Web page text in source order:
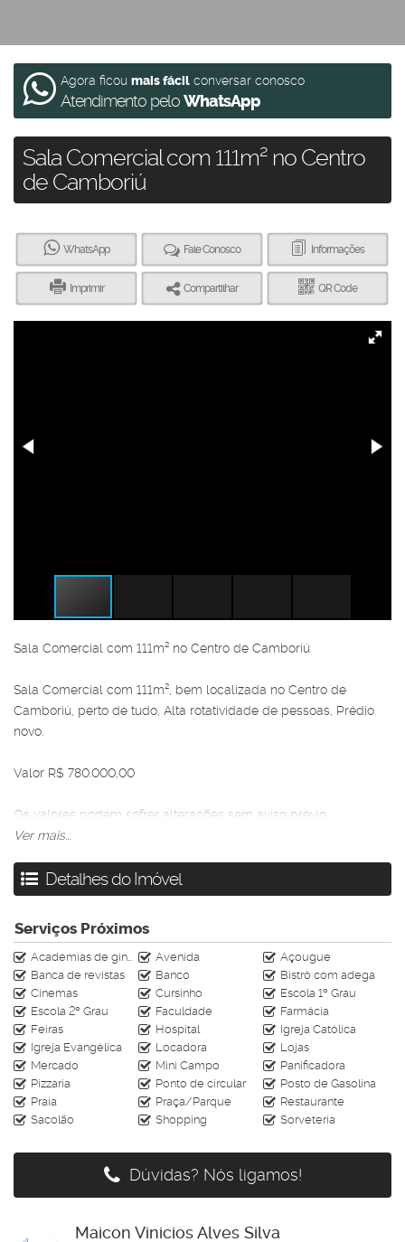
Agora ficou mais fácil conversar conosco
Atendimento peloWhatsApp
Sala Comercial com 111m² no Centro
de Camboriú
WhatsApp Fale Conosco Informações
Imprimir Compartilhar QR Code
Sala Comercial com 111m² no Centro de Camboriú
Sala Comercial com 111m², bem localizada no Centro de
Camboriú, perto de tudo, Alta rotatividade de pessoas, Prédio
novo.
Valor R$ 780.000,00
Os valores podem sofrer alterações sem aviso prévio
imóvel:
(47) 99665-7400 (atendimento on-line)
Av. Brasil n°2636-1 (Baln. Camboriú)
www.rahimoveis.com
CRECI J-4728
Ver mais...
Detalhes do Imóvel
Serviços Próximos
Academias de ginástica Avenida
Açougue
Banca de revistas
Banco
Bistrô com adega
Cinemas
Cursinho
Escola 1º Grau
Escola 2º Grau
Faculdade
Farmácia
Feiras
Hospital
Igreja Católica
Igreja Evangélica
Locadora
Lojas
Mercado
Mini Campo
Panificadora
Pizzaria
Ponto de circular
Posto de Gasolina
Praia
Praça/Parque
Restaurante
Sacolão
Shopping Sorveteria
Dúvidas? Nós ligamos!
Maicon Vinicios Alves Silva